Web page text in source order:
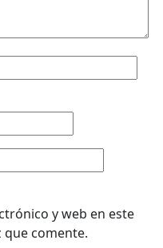
y web en este
que comente.